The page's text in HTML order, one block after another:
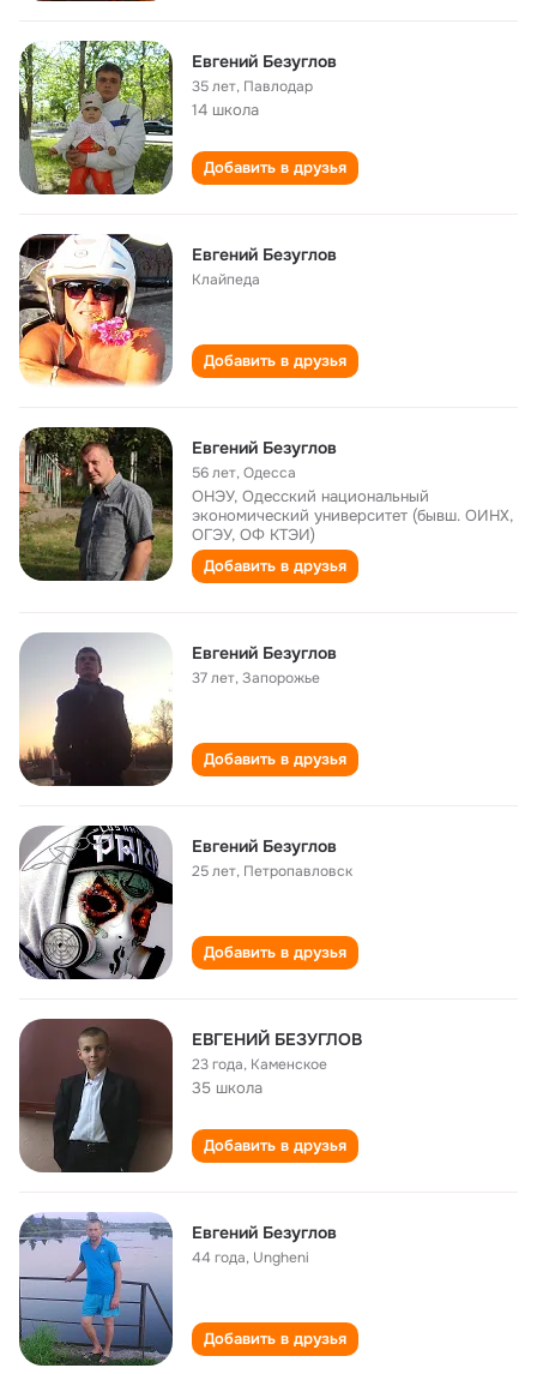
Евгений Безуглов
35 лет, Павлодар
14 школа
Добавить в друзья
Евгений Безуглов
Клайпеда
Добавить в друзья
Евгений Безуглов
56 лет,Одесса
ОНЭУ, Одесский национальный
экономический университет (бывш. ОИНХ,
ОГЭУ, ОФ КТЭИ)
Добавить в друзья
Евгений Безуглов
37 лет,Запорожье
Добавить в друзья
Евгений Безуглов
25 лет, Петропавловск
Добавить в друзья
ЕВГЕНИЙ БЕЗУГЛОВ
23 года, Каменское
35 школа
Добавить в друзья
Евгений Безуглов
44 года, Ungheni
Добавить в друзья